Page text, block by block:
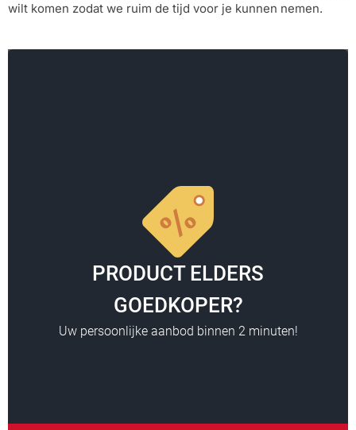
Inbraakbeveiliging
wilt komen zodat we ruim de tijd voor je kunnen nemen.